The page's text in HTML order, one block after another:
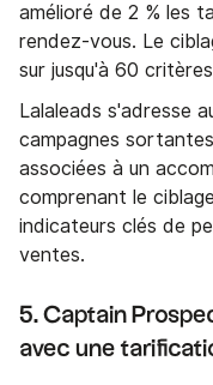
amélioré de 2 % les
rendez-vous. Le
sur jusqu'à 60
Lalaleads s'adresse
campagnes
associées à un
comprenant le
indicateurs clés de
ventes.
5. Captain
avec une